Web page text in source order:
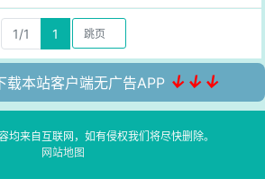
1/1 1
载本站客户端无广告APP ↓↓↓
均来自互联网，如有侵权我们将尽快删除。
网站地图